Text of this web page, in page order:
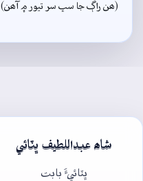
(ھن راڳ جا سڀ سر تيور ۾ آھن)
شاھ عبداللطيف ڀٽائي
ڀٽائيءَ بابت